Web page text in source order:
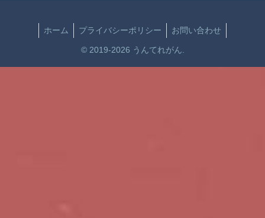
ホーム プライバシーポリシー お問い合わせ
© 2019-2026 うんてれがん.